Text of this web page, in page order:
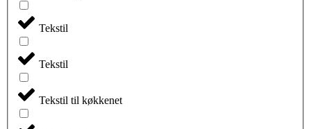
Tekstil
Tekstil
Tekstil til køkkenet